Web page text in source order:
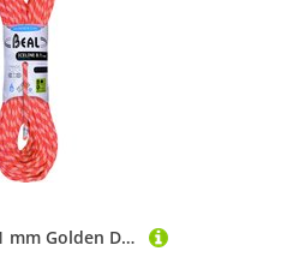
Beal Ice Line 8.1 mm Golden Dry Halbseil